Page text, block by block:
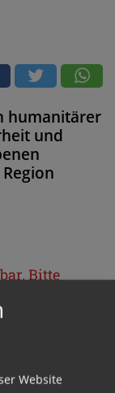
humanitärer
und
Bitte
das
Website